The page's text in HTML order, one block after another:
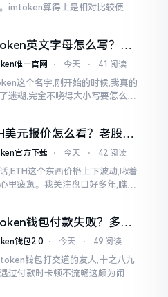
imtoken算得上是相对比较便于
去寻觅电脑端的入口。
英文字母怎么写？正
写看这里
唯一官网 ⋅ 今天 ⋅ 41 阅读
这个名字,刚开始的时候,我真的
迷糊,完全不晓得大小写要怎么去
美元报价怎么看？老股民
手教你盯盘
官方下载 ⋅ 今天 ⋅ 42 阅读
,ETH这个东西价格上下波动,瞅着
里疲惫。我关注盘口好多年,瞧见
钱包付款失败？多半
几个原因闹的
钱包2.0 ⋅ 今天 ⋅ 49 阅读
钱包打交道的友人,十之八九
过付款时卡顿不流畅这颇为闹心